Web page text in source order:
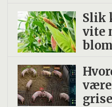
Slik
vite